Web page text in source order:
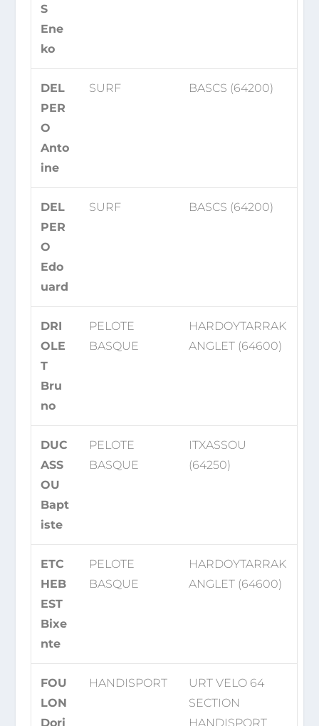
S
Ene
ko
DEL
PER
O
Anto
ine
SURF BASCS (64200)
DEL
PER
O
Edo
uard
SURF BASCS (64200)
DRI
OLE
T
Bru
no
PELOTE
BASQUE
HARDOYTARRAK
ANGLET (64600)
DUC
ASS
OU
Bapt
iste
PELOTE
BASQUE
ITXASSOU
(64250)
ETC
HEB
EST
Bixe
nte
PELOTE
BASQUE
HARDOYTARRAK
ANGLET (64600)
FOU
LON
Dori
HANDISPORT
URT VELO 64
SECTION
HANDISPORT